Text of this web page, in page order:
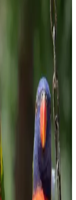
Alternatifler
doğal içerikleri
çıkıyor. Bu
detaylandırıldı.
ve Doğal
elde etmenizi
aromalar
bir yöntem.
Mutfakta
ve sağlıklı bir pirinç
yemeklere
lezzetini ortaya